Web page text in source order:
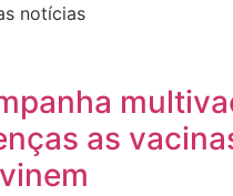
notícias
as